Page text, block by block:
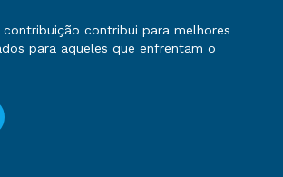
contribuição contribui para melhores
para aqueles que enfrentam o